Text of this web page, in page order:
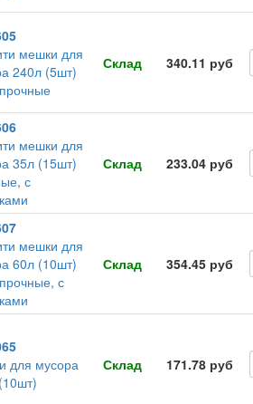
мешки для
240л (5шт)
Склад 340.11 руб
мешки для
35л (15шт)
с
Склад 233.04 руб
мешки для
60л (10шт)
с
Склад 354.45 руб
для мусора
Склад 171.78 руб